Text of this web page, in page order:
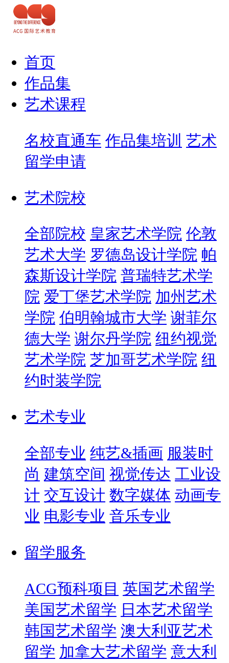
首页
作品集
艺术课程
名校直通车 作品集培训 艺术
留学申请
艺术院校
全部院校 皇家艺术学院 伦敦
艺术大学 罗德岛设计学院 帕
森斯设计学院 普瑞特艺术学
院 爱丁堡艺术学院 加州艺术
学院 伯明翰城市大学 谢菲尔
德大学 谢尔丹学院 纽约视觉
艺术学院 芝加哥艺术学院 纽
约时装学院
艺术专业
全部专业 纯艺&插画 服装时
尚 建筑空间 视觉传达 工业设
计 交互设计 数字媒体 动画专
业 电影专业 音乐专业
留学服务
ACG预科项目 英国艺术留学
美国艺术留学 日本艺术留学
韩国艺术留学 澳大利亚艺术
留学 加拿大艺术留学 意大利